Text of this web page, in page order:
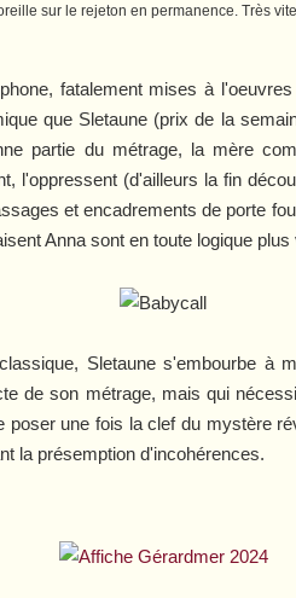
sur le rejeton en permanence. Très
fatalement mises à
que Sletaune (prix de la
partie du métrage, la mère
l'oppressent (d'ailleurs la fin
et encadrements de porte
Anna sont en toute logique
Sletaune s'embourbe à
de son métrage, mais qui
une fois la clef du mystère
la présemption d'incohérences.